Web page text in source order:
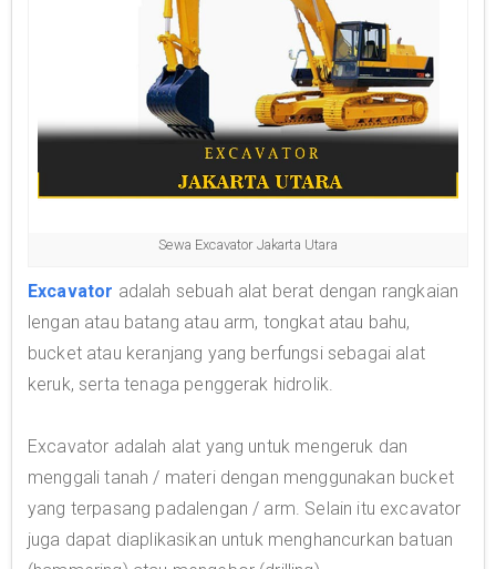
Sewa Excavator Jakarta Utara
Excavator adalah sebuah alat berat dengan rangkaian
lengan atau batang atau arm, tongkat atau bahu,
bucket atau keranjang yang berfungsi sebagai alat
keruk, serta tenaga penggerak hidrolik.
Excavator adalah alat yang untuk mengeruk dan
menggali tanah / materi dengan menggunakan bucket
yang terpasang padalengan / arm. Selain itu excavator
juga dapat diaplikasikan untuk menghancurkan batuan